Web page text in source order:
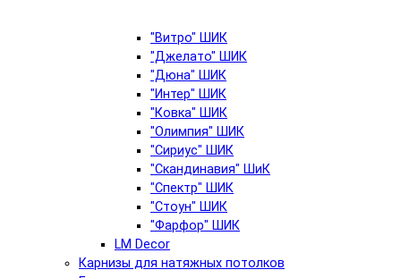
"Витро" ШИК
"Джелато" ШИК
"Дюна" ШИК
"Интер" ШИК
"Ковка" ШИК
"Олимпия" ШИК
"Сириус" ШИК
"Скандинавия" ШиК
"Спектр" ШИК
"Стоун" ШИК
"Фарфор" ШИК
LM Decor
Карнизы для натяжных потолков